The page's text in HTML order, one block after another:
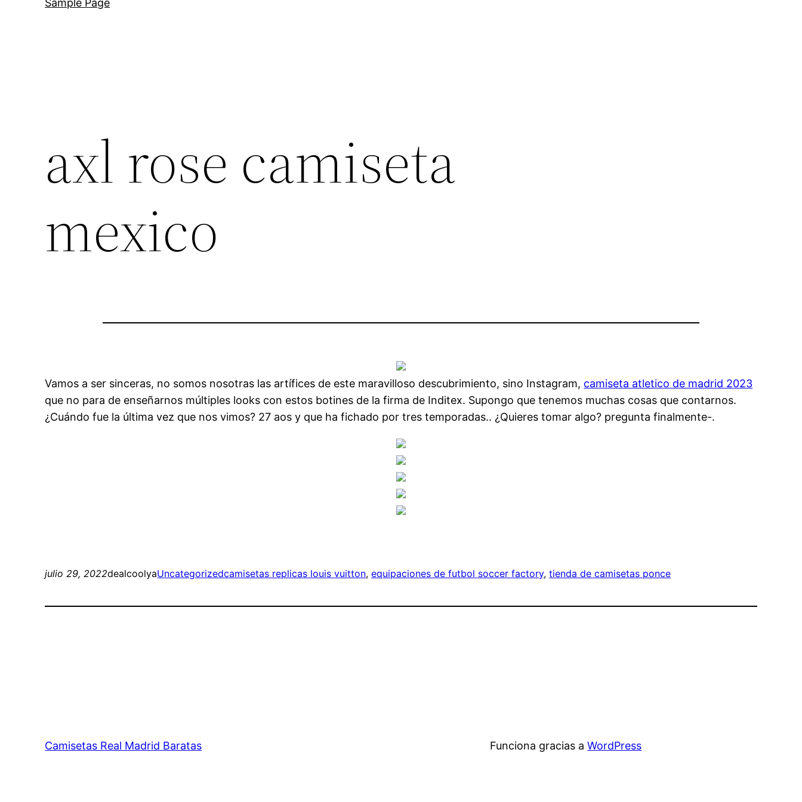
Sample Page
axl rose camiseta
mexico
Vamos a ser sinceras, no somos nosotras las artífices de este maravilloso descubrimiento, sino Instagram, camiseta atletico de madrid 2023
que no para de enseñarnos múltiples looks con estos botines de la firma de Inditex. Supongo que tenemos muchas cosas que contarnos.
¿Cuándo fue la última vez que nos vimos? 27 aos y que ha fichado por tres temporadas.. ¿Quieres tomar algo? pregunta finalmente-.
julio 29, 2022dealcoolyaUncategorizedcamisetas replicas louis vuitton, equipaciones de futbol soccer factory, tienda de camisetas ponce
Camisetas Real Madrid Baratas Funciona gracias aWordPress